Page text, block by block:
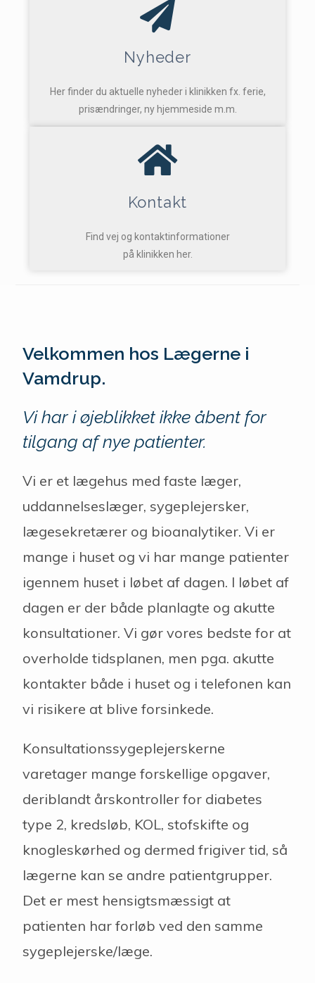
Nyheder
Her finder du aktuelle nyheder i klinikken fx. ferie,
prisændringer, ny hjemmeside m.m.
Kontakt
Find vej og kontaktinformationer
på klinikken her.
Velkommen hos Lægerne i
Vamdrup.
Vi har i øjeblikket ikke åbent for
tilgang af nye patienter.
Vi er et lægehus med faste læger,
uddannelseslæger, sygeplejersker,
lægesekretærer og bioanalytiker. Vi er
mange i huset og vi har mange patienter
igennem huset i løbet af dagen. I løbet af
dagen er der både planlagte og akutte
konsultationer. Vi gør vores bedste for at
overholde tidsplanen, men pga. akutte
kontakter både i huset og i telefonen kan
vi risikere at blive forsinkede.
Konsultationssygeplejerskerne
varetager mange forskellige opgaver,
deriblandt årskontroller for diabetes
type 2, kredsløb, KOL, stofskifte og
knogleskørhed og dermed frigiver tid, så
lægerne kan se andre patientgrupper.
Det er mest hensigtsmæssigt at
patienten har forløb ved den samme
sygeplejerske/læge.